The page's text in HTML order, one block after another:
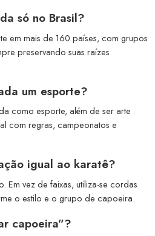
só no Brasil?
em mais de 160 países, com grupos
preservando suas raízes
um esporte?
como esporte, além de ser arte
com regras, campeonatos e
igual ao karatê?
Em vez de faixas, utiliza-se cordas
o estilo e o grupo de capoeira.
capoeira”?